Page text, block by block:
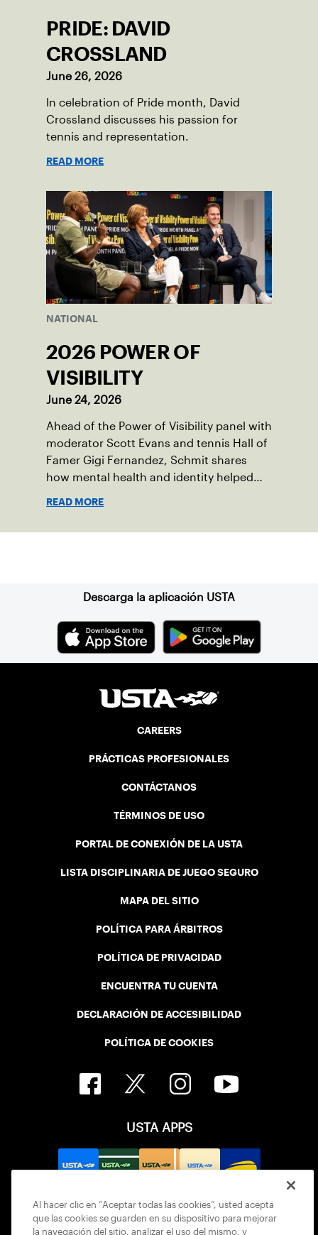
PRIDE: DAVID
CROSSLAND
June 26, 2026
In celebration of Pride month, David
Crossland discusses his passion for
tennis and representation.
READ MORE
NATIONAL
2026 POWER OF
VISIBILITY
June 24, 2026
Ahead of the Power of Visibility panel with
moderator Scott Evans and tennis Hall of
Famer Gigi Fernandez, Schmit shares
how mental health and identity helped
READ MORE
Descarga la aplicación USTA
CAREERS
PRÁCTICAS PROFESIONALES
CONTÁCTANOS
TÉRMINOS DE USO
PORTAL DE CONEXIÓN DE LA USTA
LISTA DISCIPLINARIA DE JUEGO SEGURO
MAPA DEL SITIO
POLÍTICA PARA ÁRBITROS
POLÍTICA DE PRIVACIDAD
ENCUENTRA TU CUENTA
DECLARACIÓN DE ACCESIBILIDAD
POLÍTICA DE COOKIES
USTA APPS
Al hacer clic en “Aceptar todas las cookies”, usted acepta
que las cookies se guarden en su dispositivo para mejorar
la navegación del sitio, analizar el uso del mismo, y